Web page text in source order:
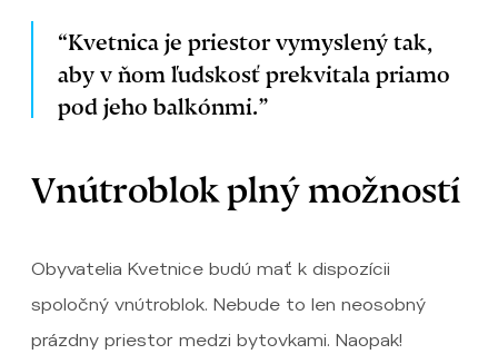
“Kvetnica je priestor vymyslený tak,
aby v ňom ľudskosť prekvitala priamo
pod jeho balkónmi.”
Vnútroblok plný možností
Obyvatelia Kvetnice budú mať k dispozícii
spoločný vnútroblok. Nebude to len neosobný
prázdny priestor medzi bytovkami. Naopak!